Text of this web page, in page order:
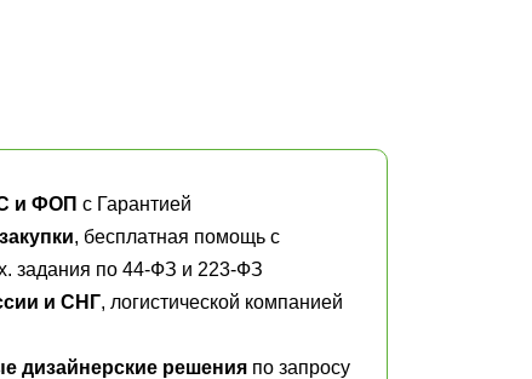
и ФОП с Гарантией
, бесплатная помощь с
задания по 44-ФЗ и 223-ФЗ
и СНГ, логистической компанией
дизайнерские решения по запросу